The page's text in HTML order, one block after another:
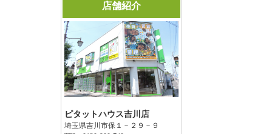
店舗紹介
ピタットハウス吉川店
埼玉県吉川市保１－２９－９